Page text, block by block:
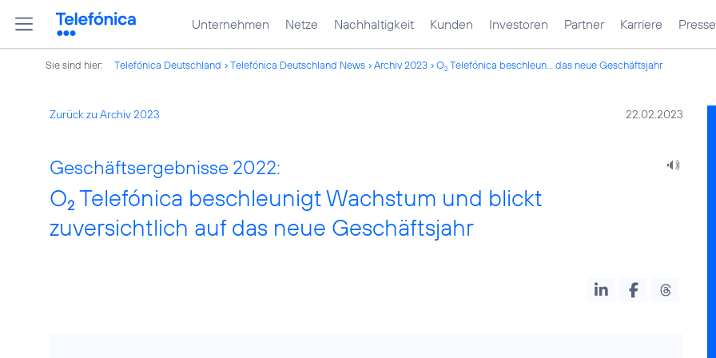
Unternehmen Netze Nachhaltigkeit Kunden Investoren Partner Karriere Presse
Sie sind hier: Telefónica Deutschland Telefónica Deutschland News Archiv 2023 O2Telefónica beschleun... das neue Geschäftsjahr
Zurück zu Archiv 2023 22.02.2023
Geschäftsergebnisse 2022:
O2 Telefónica beschleunigt Wachstum und blickt
zuversichtlich auf das neue Geschäftsjahr